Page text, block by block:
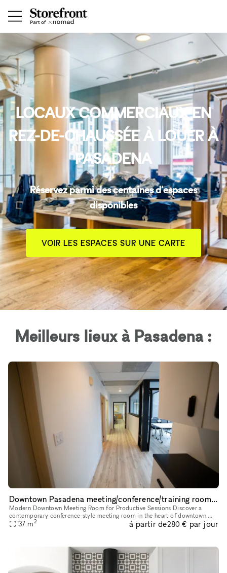
LOCAUX COMMERCIAUX EN
REZ-DE-CHAUSSÉE À LOUER À
PASADENA
Réservez parmi des centaines d'espaces
disponibles
VOIR LES ESPACES SUR UNE CARTE
Meilleurs lieux à Pasadena :
Downtown Pasadena meeting/conference/training room with walking distance to Caltech/Convention center
Modern Downtown Meeting Room for Productive Sessions Discover a
contemporary conference-style meeting room in the heart of downtown,
designed to inspire productivity and collaboration. This thoughtf
37 m2 à partir de280 € par jour